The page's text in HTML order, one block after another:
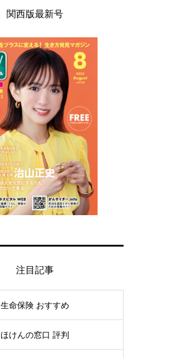
関西版最新号
注目記事
生命保険 おすすめ
ほけんの窓口 評判